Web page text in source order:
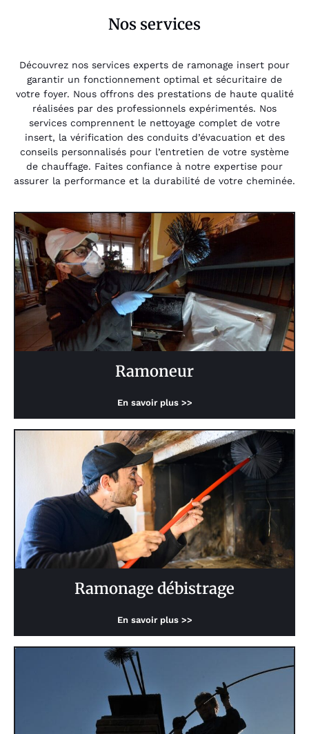
Nos services
Découvrez nos services experts de ramonage insert pour
garantir un fonctionnement optimal et sécuritaire de
votre foyer. Nous offrons des prestations de haute qualité
réalisées par des professionnels expérimentés. Nos
services comprennent le nettoyage complet de votre
insert, la vérification des conduits d’évacuation et des
conseils personnalisés pour l’entretien de votre système
de chauffage. Faites confiance à notre expertise pour
assurer la performance et la durabilité de votre cheminée.
Ramoneur
En savoir plus >>
Ramonage débistrage
En savoir plus >>